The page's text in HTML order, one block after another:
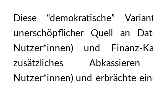
Diese “demokratische”
unerschöpflicher Quell an
Nutzer*innen) und Finanz-
zusätzliches Abkassieren
Nutzer*innen) und erbrächte